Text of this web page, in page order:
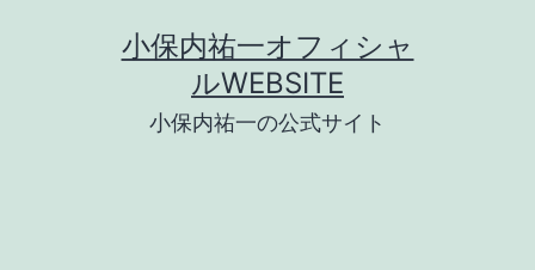
小保内祐一オフィシャ
ルWEBSITE
小保内祐一の公式サイト